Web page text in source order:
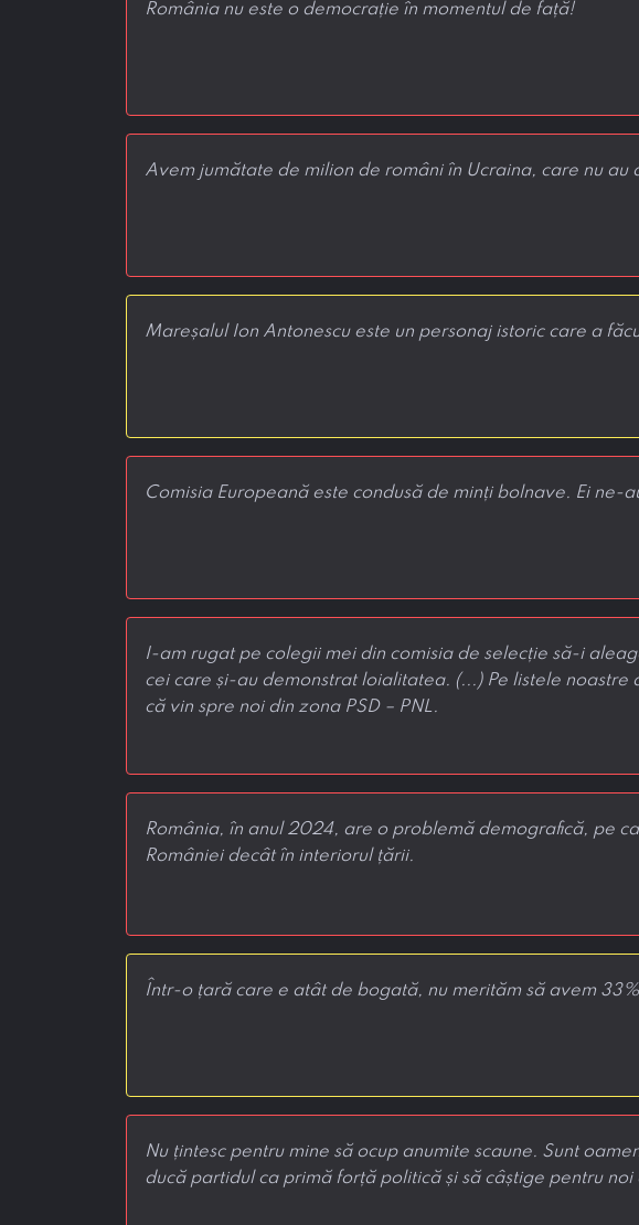
România nu este o democrație în momentul de față!
Avem jumătate de milion de români în Ucraina, care nu
Mareșalul Ion Antonescu este un personaj istoric care a
Comisia Europeană este condusă de minți bolnave. Ei ne-
I-am rugat pe colegii mei din comisia de selecție să-i
cei care și-au demonstrat loialitatea. (...) Pe listele
că vin spre noi din zona PSD – PNL.
România, în anul 2024, are o problemă demografică, pe
României decât în interiorul țării.
Într-o țară care e atât de bogată, nu merităm să avem
Nu țintesc pentru mine să ocup anumite scaune. Sunt
ducă partidul ca primă forță politică și să câștige pentru